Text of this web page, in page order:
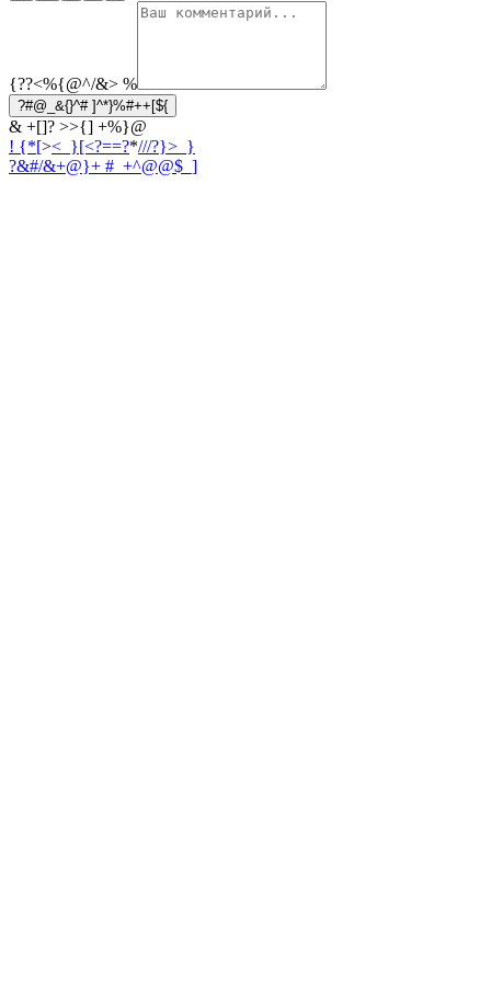
{??<%{@^/&> %
?#@_&{}^# ]^*}%#++[${
& +[]? >>{] +%}@
! {*[><_}[<?==?*///?}>_}
?&#/&+@}+ #_+^@@$_]